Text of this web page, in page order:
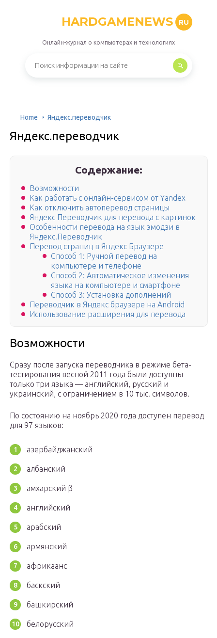
HARDGAMENEWS RU
Онлайн-журнал о компьютерах и технологиях
Home Яндекс.переводчик
Яндекс.переводчик
Содержание:
Возможности
Как работать с онлайн-сервисом от Yandex
Как отключить автоперевод страницы
Яндекс Переводчик для перевода с картинок
Особенности перевода на язык эмодзи в
Яндекс.Переводчик
Перевод страниц в Яндекс Браузере
Способ 1: Ручной перевод на
компьютере и телефоне
Способ 2: Автоматическое изменения
языка на компьютере и смартфоне
Способ 3: Установка дополнений
Переводчик в Яндекс браузере на Android
Использование расширения для перевода
Возможности
Сразу после запуска переводчика в режиме бета-
тестирования весной 2011 года были доступны
только три языка — английский, русский и
украинский, с ограничением в 10 тыс. символов.
По состоянию на ноябрь 2020 года доступен перевод
для 97 языков:
азербайджанский
албанский
амхарский β
английский
арабский
армянский
африкаанс
баскский
башкирский
белорусский